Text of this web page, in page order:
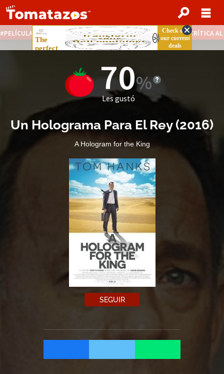
PELÍCULAS STREAMING GRATIS NOTICIAS DESTACADAS CRÍTICA
70
Les gustó
Un Holograma Para El Rey(2016)
A Hologram for the King
SEGUIR